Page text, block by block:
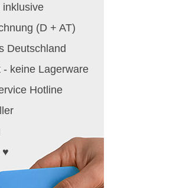
inklusive
(D + AT)
Deutschland
keine Lagerware
Hotline
♥